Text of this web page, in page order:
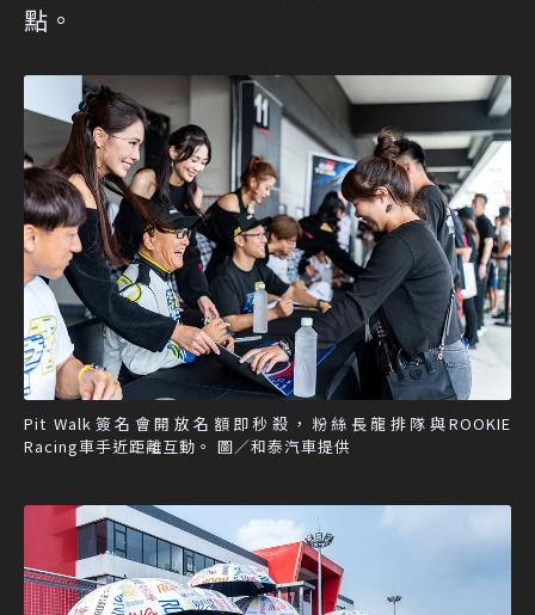
點。
Pit Walk簽名會開放名額即秒殺，粉絲長龍排隊與ROOKIE
Racing車手近距離互動。 圖／和泰汽車提供